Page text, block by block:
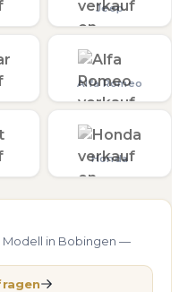
Jeep
Alfa Romeo
Honda
Modell in Bobingen —